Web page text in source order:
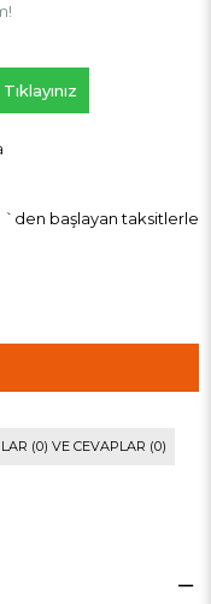
`den başlayan taksitlerle
(0) VE CEVAPLAR (0)